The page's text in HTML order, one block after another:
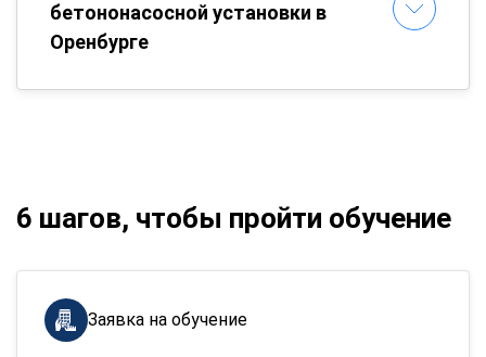
бетононасосной установки в
Оренбурге
6 шагов, чтобы пройти обучение
Заявка на обучение